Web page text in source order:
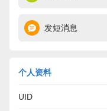
发短消息
个人资料
UID